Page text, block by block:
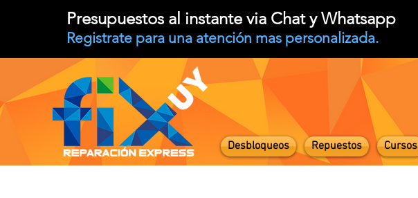
Presupuestos al instante via Chat y Whatsapp
Registrate para una atención mas personalizada.
Desbloqueos Repuestos Cursos